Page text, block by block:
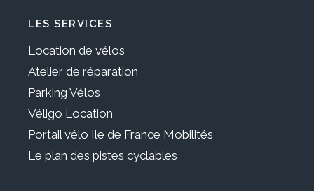
LES SERVICES
Location de vélos
Atelier de réparation
Parking Vélos
Véligo Location
Portail vélo Ile de France Mobilités
Le plan des pistes cyclables